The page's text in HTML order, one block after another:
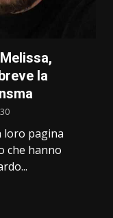
la
loro pagina
che hanno